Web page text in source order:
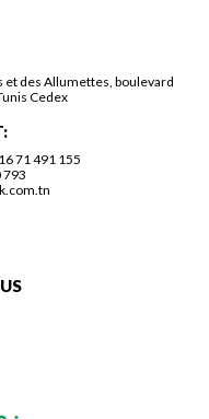
et des Allumettes, boulevard
Cedex
71 491 155
793